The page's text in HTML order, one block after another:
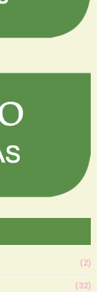
(2)
(32)